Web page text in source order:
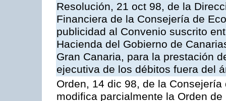
Resolución, 21 oct 98, de la
Financiera de la Consejería de
publicidad al Convenio suscrito
Hacienda del Gobierno de
Gran Canaria, para la prestación
ejecutiva de los débitos fuera del
Orden, 14 dic 98, de la
modifica parcialmente la Orden